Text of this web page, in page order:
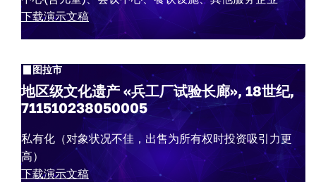
下载演示文稿
图拉市
地区级文化遗产 «兵工厂试验长廊», 18世纪,
711510238050005
私有化（对象状况不佳，出售为所有权时投资吸引力更
高）
下载演示文稿